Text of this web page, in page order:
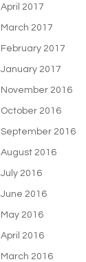
April 2017
March 2017
February 2017
January 2017
November 2016
October 2016
September 2016
August 2016
July 2016
June 2016
May 2016
April 2016
March 2016